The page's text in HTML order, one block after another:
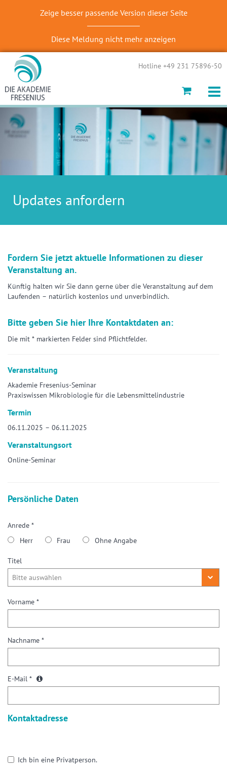
Zeige besser passende Version dieser Seite
Diese Meldung nicht mehr anzeigen
Hotline +49 231 75896-50
Updates anfordern
Fordern Sie jetzt aktuelle Informationen zu dieser
Veranstaltung an.
Künftig halten wir Sie dann gerne über die Veranstaltung auf dem
Laufenden – natürlich kostenlos und unverbindlich.
Bitte geben Sie hier Ihre Kontaktdaten an:
Die mit * markierten Felder sind Pflichtfelder.
Veranstaltung
Akademie Fresenius-Seminar
Praxiswissen Mikrobiologie für die Lebensmittelindustrie
Termin
06.11.2025 – 06.11.2025
Veranstaltungsort
Online-Seminar
Persönliche Daten
Anrede *
Herr
Frau Ohne Angabe
Titel
Vorname *
Nachname *
E-Mail *
Kontaktadresse
Ich bin eine Privatperson.